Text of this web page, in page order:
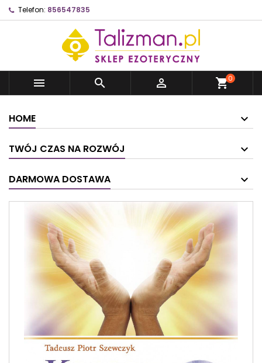
Telefon: 856547835
   shopping_cart0
HOME
TWÓJ CZAS NA ROZWÓJ
DARMOWA DOSTAWA